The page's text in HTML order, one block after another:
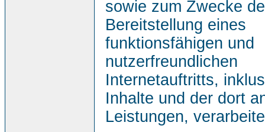
sowie zum Zwecke
Bereitstellung eines
funktionsfähigen und
nutzerfreundlichen
Internetauftritts,
Inhalte und der dort
Leistungen,